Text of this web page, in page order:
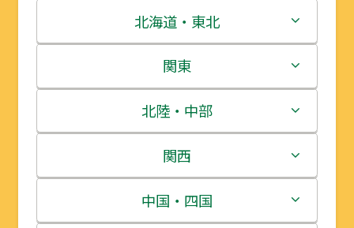
北海道・東北
北海道
青森県
岩手県
宮城県
関東
茨城県
栃木県
群馬県
北陸・中部
新潟県
富山県
関西
三重県
中国・四国